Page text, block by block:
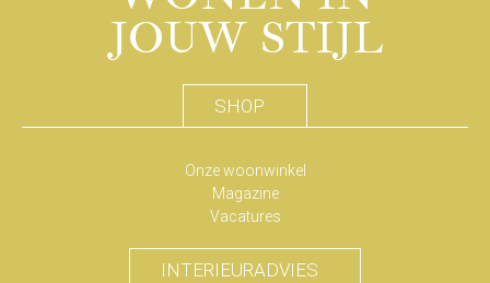
JOUW STIJL
SHOP
Onze woonwinkel
Magazine
Vacatures
INTERIEURADVIES